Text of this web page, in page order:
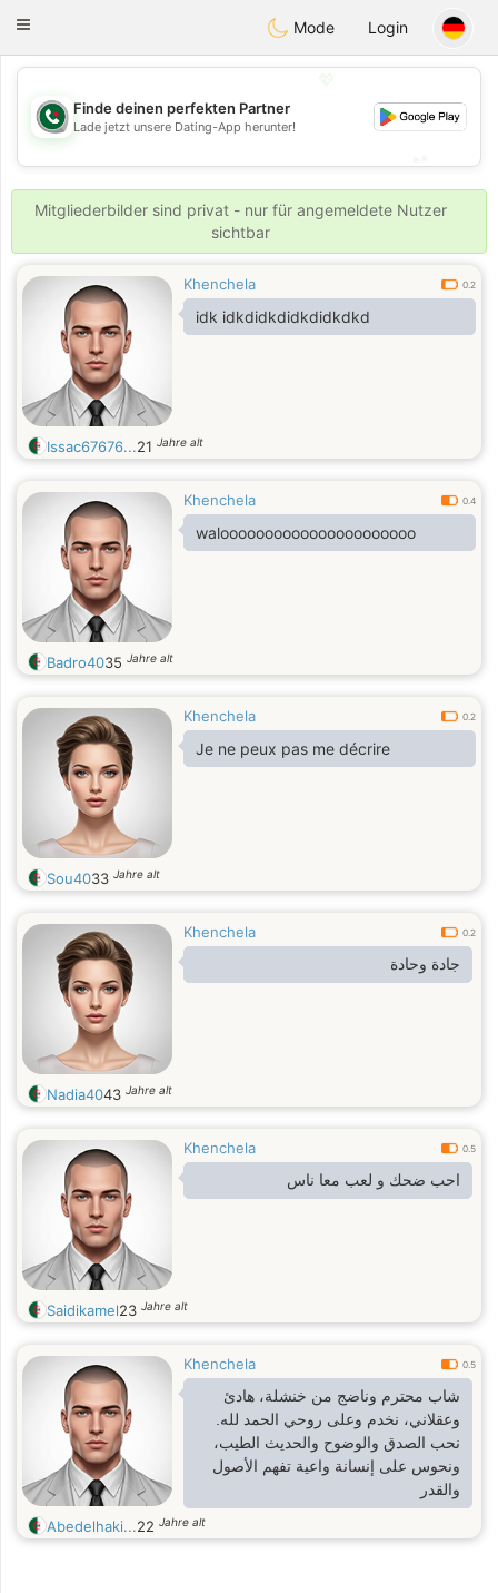
Weshrak
Toggle
Mode Login
💖
💕
Finde deinen perfekten Partner
Lade jetzt unsere Dating-App herunter!
Mitgliederbilder sind privat - nur für angemeldete Nutzer
sichtbar
Khenchela 0.2
idk idkdidkdidkdidkdkd
Issac67676...21 Jahre alt
Khenchela 0.4
waloooooooooooooooooooooo
Badro4035 Jahre alt
Khenchela 0.2
Je ne peux pas me décrire
Sou4033 Jahre alt
Khenchela 0.2
جادة وحادة
Nadia4043 Jahre alt
Khenchela 0.5
احب ضحك و لعب معا ناس
Saidikamel23 Jahre alt
Khenchela 0.5
شاب محترم وناضج من خنشلة، هادئ
وعقلاني، نخدم وعلى روحي الحمد لله.
نحب الصدق والوضوح والحديث الطيب،
ونحوس على إنسانة واعية تفهم الأصول
والقدر
Abedelhaki...22 Jahre alt